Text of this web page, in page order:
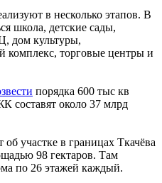
в несколько этапов. В
школа, детские сады,
дом культуры,
комплекс, торговые центры и
порядка 600 тыс кв
составят около 37 млрд
участке в границах Ткачёва
98 гектаров. Там
по 26 этажей каждый.